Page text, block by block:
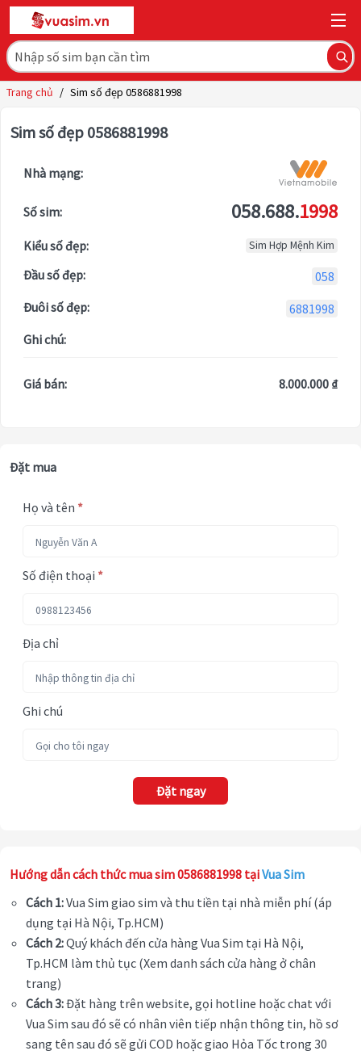
Trang chủ / Sim số đẹp 0586881998
Sim số đẹp 0586881998
Nhà mạng:
Số sim: 058.688.1998
Kiểu số đẹp: Sim Hợp Mệnh Kim
Đầu số đẹp:
058
Đuôi số đẹp:
6881998
Ghi chú:
Giá bán: 8.000.000 ₫
Đặt mua
Họ và tên *
Số điện thoại *
Địa chỉ
Ghi chú
Đặt ngay
Hướng dẫn cách thức mua sim 0586881998 tạiVua Sim
Cách 1:Vua Sim giao sim và thu tiền tại nhà miễn phí (áp
dụng tại Hà Nội, Tp.HCM)
Cách 2:Quý khách đến cửa hàng Vua Sim tại Hà Nội,
Tp.HCM làm thủ tục (Xem danh sách cửa hàng ở chân
trang)
Cách 3:Đặt hàng trên website, gọi hotline hoặc chat với
Vua Sim sau đó sẽ có nhân viên tiếp nhận thông tin, hồ sơ
sang tên sau đó sẽ gửi COD hoặc giao Hỏa Tốc trong 30